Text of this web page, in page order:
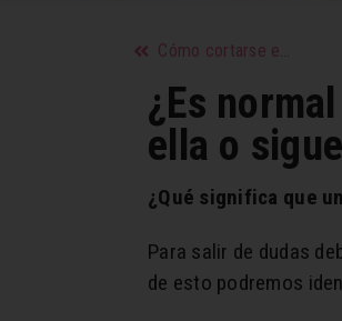
Cómo cortarse el pelo corto en mi casa una misma
¿Es
ella o
¿Qué significa que
Para salir de dudas
de esto podremos